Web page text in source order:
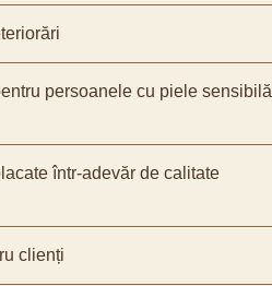
persoanele cu piele sensibilă
într-adevăr de calitate
clienți